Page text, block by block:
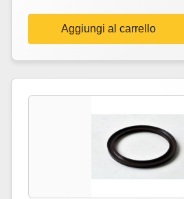
Aggiungi al carrello